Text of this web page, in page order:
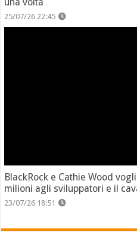
25/07/26 22:45
BlackRock e Cathie Wood
milioni agli sviluppatori e il
23/07/26 18:51